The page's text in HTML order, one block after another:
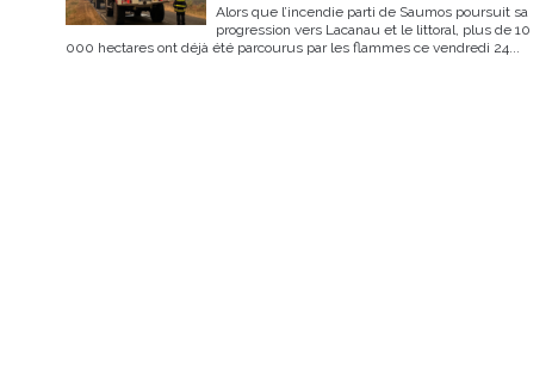
Alors que l’incendie parti de Saumos poursuit sa
progression vers Lacanau et le littoral, plus de 10
000 hectares ont déjà été parcourus par les flammes ce vendredi 24...